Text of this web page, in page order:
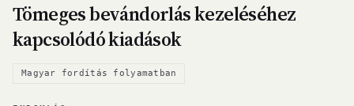
Tömeges bevándorlás kezeléséhez
kapcsolódó kiadások
Magyar fordítás folyamatban